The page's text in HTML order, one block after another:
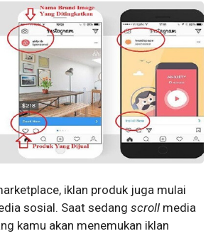
iklan produk juga mulai
sosial. Saat sedang scroll media
kamu akan menemukan iklan